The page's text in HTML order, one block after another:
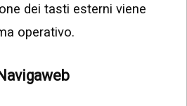
dei tasti esterni viene
operativo.